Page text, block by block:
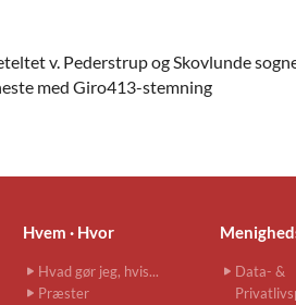
v. Pederstrup og Skovlunde
med Giro413-stemning
Hvem · Hvor
Hvad gør jeg, hvis...
Præster
Data- &